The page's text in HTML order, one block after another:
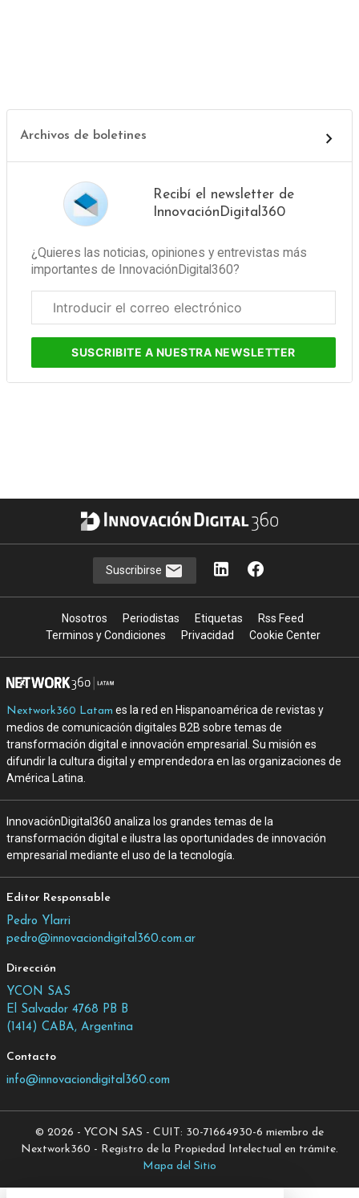
Archivos de boletines
Recibí el newsletter de
InnovaciónDigital360
¿Quieres las noticias, opiniones y entrevistas más
importantes de InnovaciónDigital360?
electrónico
SUSCRIBITE A NUESTRA NEWSLETTER
Suscribirse
Nosotros Periodistas Etiquetas
Rss Feed
Terminos y Condiciones
Privacidad Cookie Center
Nextwork360 Latam es la red en Hispanoamérica de revistas y
medios de comunicación digitales B2B sobre temas de
transformación digital e innovación empresarial. Su misión es
difundir la cultura digital y emprendedora en las organizaciones de
América Latina.
InnovaciónDigital360 analiza los grandes temas de la
transformación digital e ilustra las oportunidades de innovación
empresarial mediante el uso de la tecnología.
Editor Responsable
Pedro Ylarri
pedro@innovaciondigital360.com.ar
Dirección
YCON SAS
El Salvador 4768 PB B
(1414) CABA, Argentina
Contacto
info@innovaciondigital360.com
© 2026 - YCON SAS - CUIT: 30-71664930-6 miembro de
Nextwork360 - Registro de la Propiedad Intelectual en trámite.
Mapa del Sitio